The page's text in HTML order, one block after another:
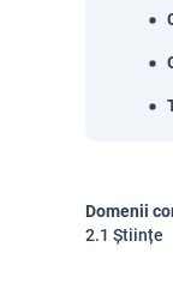
Domenii
2.1 Științe